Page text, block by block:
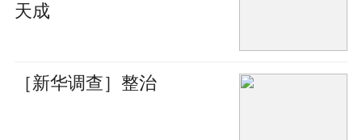
天成
［新华调查］整治